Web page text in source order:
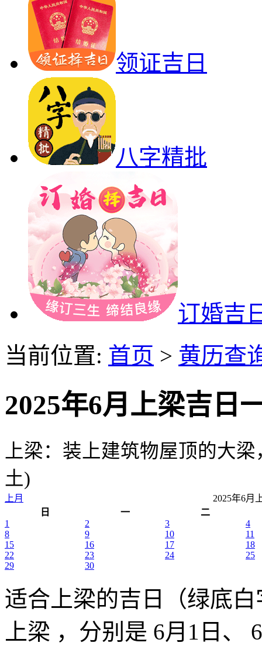
领证吉日
八字精批
订婚吉
当前位置: 首页 > 黄历查
2025年6月上梁吉日
上梁：装上建筑物屋顶的大
土)
上月
2025年6月
日
一
二
1
2 3
4
8
9 10
11
15
16 17
18
22
23 24
25
29
30
适合上梁的吉日（绿底白
上梁 ，分别是 6月1日、